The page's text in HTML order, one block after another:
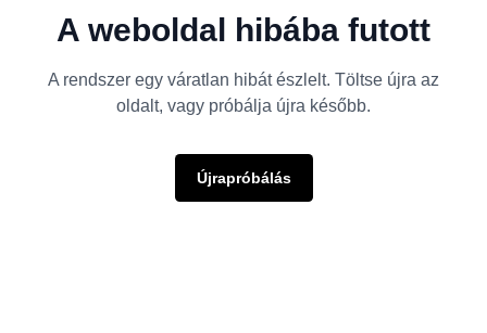
A weboldal hibába futott
A rendszer egy váratlan hibát észlelt. Töltse újra az
oldalt, vagy próbálja újra később.
Újrapróbálás